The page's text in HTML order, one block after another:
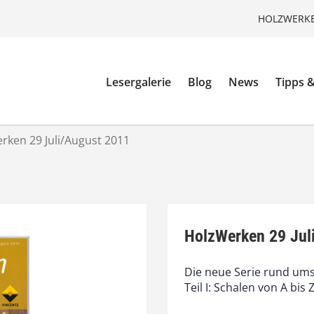
Lesergalerie Blog News Tipps
29 Juli/August 2011
HolzWerken 29
Die neue Serie rund
Teil I: Schalen von A bis